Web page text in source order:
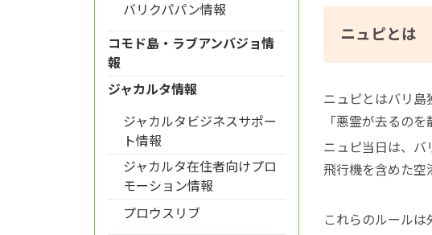
ニュピとは
ニュピとはバリ島
「悪霊が去るの
ニュピ当日は、バ
飛行機を含めた空
これらのルールは
バリクパパン情報
コモド島・ラブアンバジョ情
報
ジャカルタ情報
ジャカルタビジネスサポー
ト情報
ジャカルタ在住者向けプロ
モーション情報
プロウスリブ